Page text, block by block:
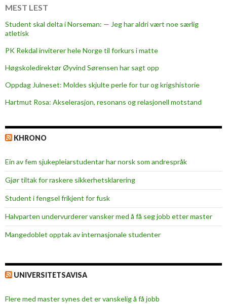
l
i
t
o
m
s
MEST LEST
Student skal delta i Norseman: — Jeg har aldri vært noe særlig
atletisk
PK Rekdal inviterer hele Norge til forkurs i matte
Høgskoledirektør Øyvind Sørensen har sagt opp
Oppdag Julneset: Moldes skjulte perle for tur og krigshistorie
Hartmut Rosa: Akselerasjon, resonans og relasjonell motstand
KHRONO
Ein av fem sjukepleiar­studentar har norsk som andrespråk
Gjør tiltak for raskere sikkerhets­klarering
Student i fengsel frikjent for fusk
Halvparten undervurderer vansker med å få seg jobb etter master
Mangedoblet opptak av internasjonale studenter
UNIVERSITETSAVISA
Flere med master synes det er vanskelig å få jobb